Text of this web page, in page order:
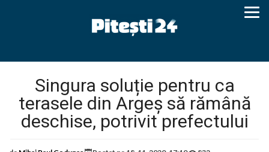
Singura soluție pentru ca
terasele din Argeș să rămână
deschise, potrivit prefectului